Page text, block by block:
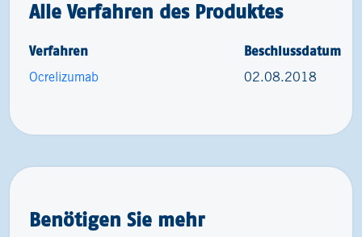
Alle Verfahren des Produktes
Verfahren Beschlussdatum
Ocrelizumab 02.08.2018
Benötigen Sie mehr